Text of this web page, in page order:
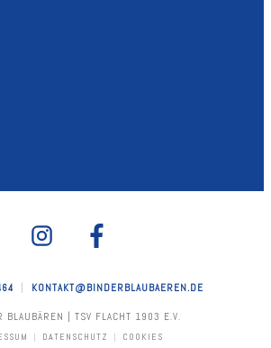
| KONTAKT@BINDERBLAUBAEREN.DE
BLAUBÄREN | TSV FLACHT 1903 E.V.
| DATENSCHUTZ | COOKIES